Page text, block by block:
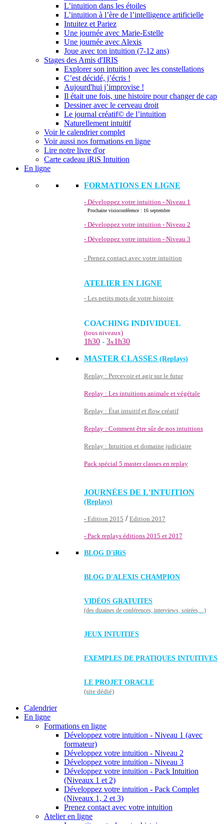
L’intuition dans les étoiles
L’intuition à l’ère de l’intelligence artificielle
Intuitez et Pariez
Une journée avec Marie-Estelle
Une journée avec Alexis
Joue avec ton intuition (7-12 ans)
Stages des Amis d'IRIS
Explorer son intuition avec les constellations
C’est décidé, j’écris !
Aujourd'hui j’improvise !
Il était une fois, une histoire pour changer de cap
Dessiner avec le cerveau droit
Le journal créatif© de l’intuition
Naturellement intuitif
Voir le calendrier complet
Voir aussi nos formations en ligne
Lire notre livre d'or
Carte cadeau iRiS Intuition
En ligne
FORMATIONS EN LIGNE
- Développez votre intuition - Niveau 1
Prochaine visioconférence : 16 septembre
- Développez votre intuition - Niveau 2
- Développez votre intuition - Niveau 3
- Prenez contact avec votre intuition
ATELIER EN LIGNE
- Les petits mots de votre histoire
COACHING INDIVIDUEL
(tous niveaux)
1h30 - 3x1h30
MASTER CLASSES (Replays)
Replay : Percevoir et agir sur le futur
Replay : Les intuitions animale et végétale
Replay : État intuitif et flow créatif
Replay : Comment être sûr de nos intuitions
Replay : Intuition et domaine judiciaire
Pack spécial 5 master classes en replay
JOURNÉES DE L'INTUITION
(Replays)
- Edition 2015 / Edition 2017
- Pack replays éditions 2015 et 2017
BLOG D'iRiS
BLOG D'ALEXIS CHAMPION
VIDÉOS GRATUITES
(des dizaines de conférences, interviews, soirées,...)
JEUX INTUITIFS
EXEMPLES DE PRATIQUES INTUITIVES
LE PROJET ORACLE
(site dédié)
Calendrier
En ligne
Formations en ligne
Développez votre intuition - Niveau 1 (avec
formateur)
Développez votre intuition - Niveau 2
Développez votre intuition - Niveau 3
Développez votre intuition - Pack Intuition
(Niveaux 1 et 2)
Développez votre intuition - Pack Complet
(Niveaux 1, 2 et 3)
Prenez contact avec votre intuition
Atelier en ligne